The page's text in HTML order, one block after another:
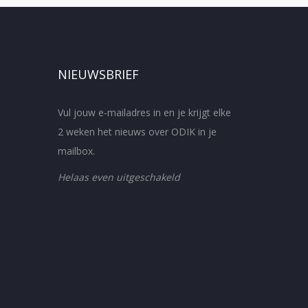
NIEUWSBRIEF
Vul jouw e-mailadres in en je krijgt elke
2 weken het nieuws over ODIK in je
mailbox.
Helaas even uitgeschakeld